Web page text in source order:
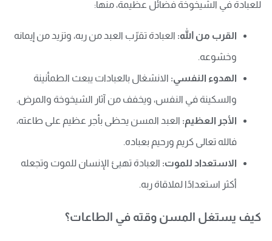
للعبادة في الشيخوخة فضائل عظيمة، منها:
القرب من الله: العبادة تقرّب العبد من ربه، وتزيد من إيمانه
وخشوعه.
الهدوء النفسي: الانشغال بالعبادات يبعث الطمأنينة
والسكينة في النفس، ويخفف من آثار الشيخوخة والمرض.
الأجر العظيم: العبد المسن يحظى بأجر عظيم على طاعته،
فالله تعالى كريم ورحيم بعباده.
الاستعداد للموت: العبادة تهيئ الإنسان للموت وتجعله
أكثر استعدادًا لملاقاة ربه.
كيف يستغل المسن وقته في الطاعات؟